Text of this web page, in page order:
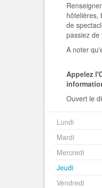
hôtelières,
de
passiez de
A noter
Appelez
Ouvert le
Lundi
Mardi
Mercredi
Jeudi
Vendredi